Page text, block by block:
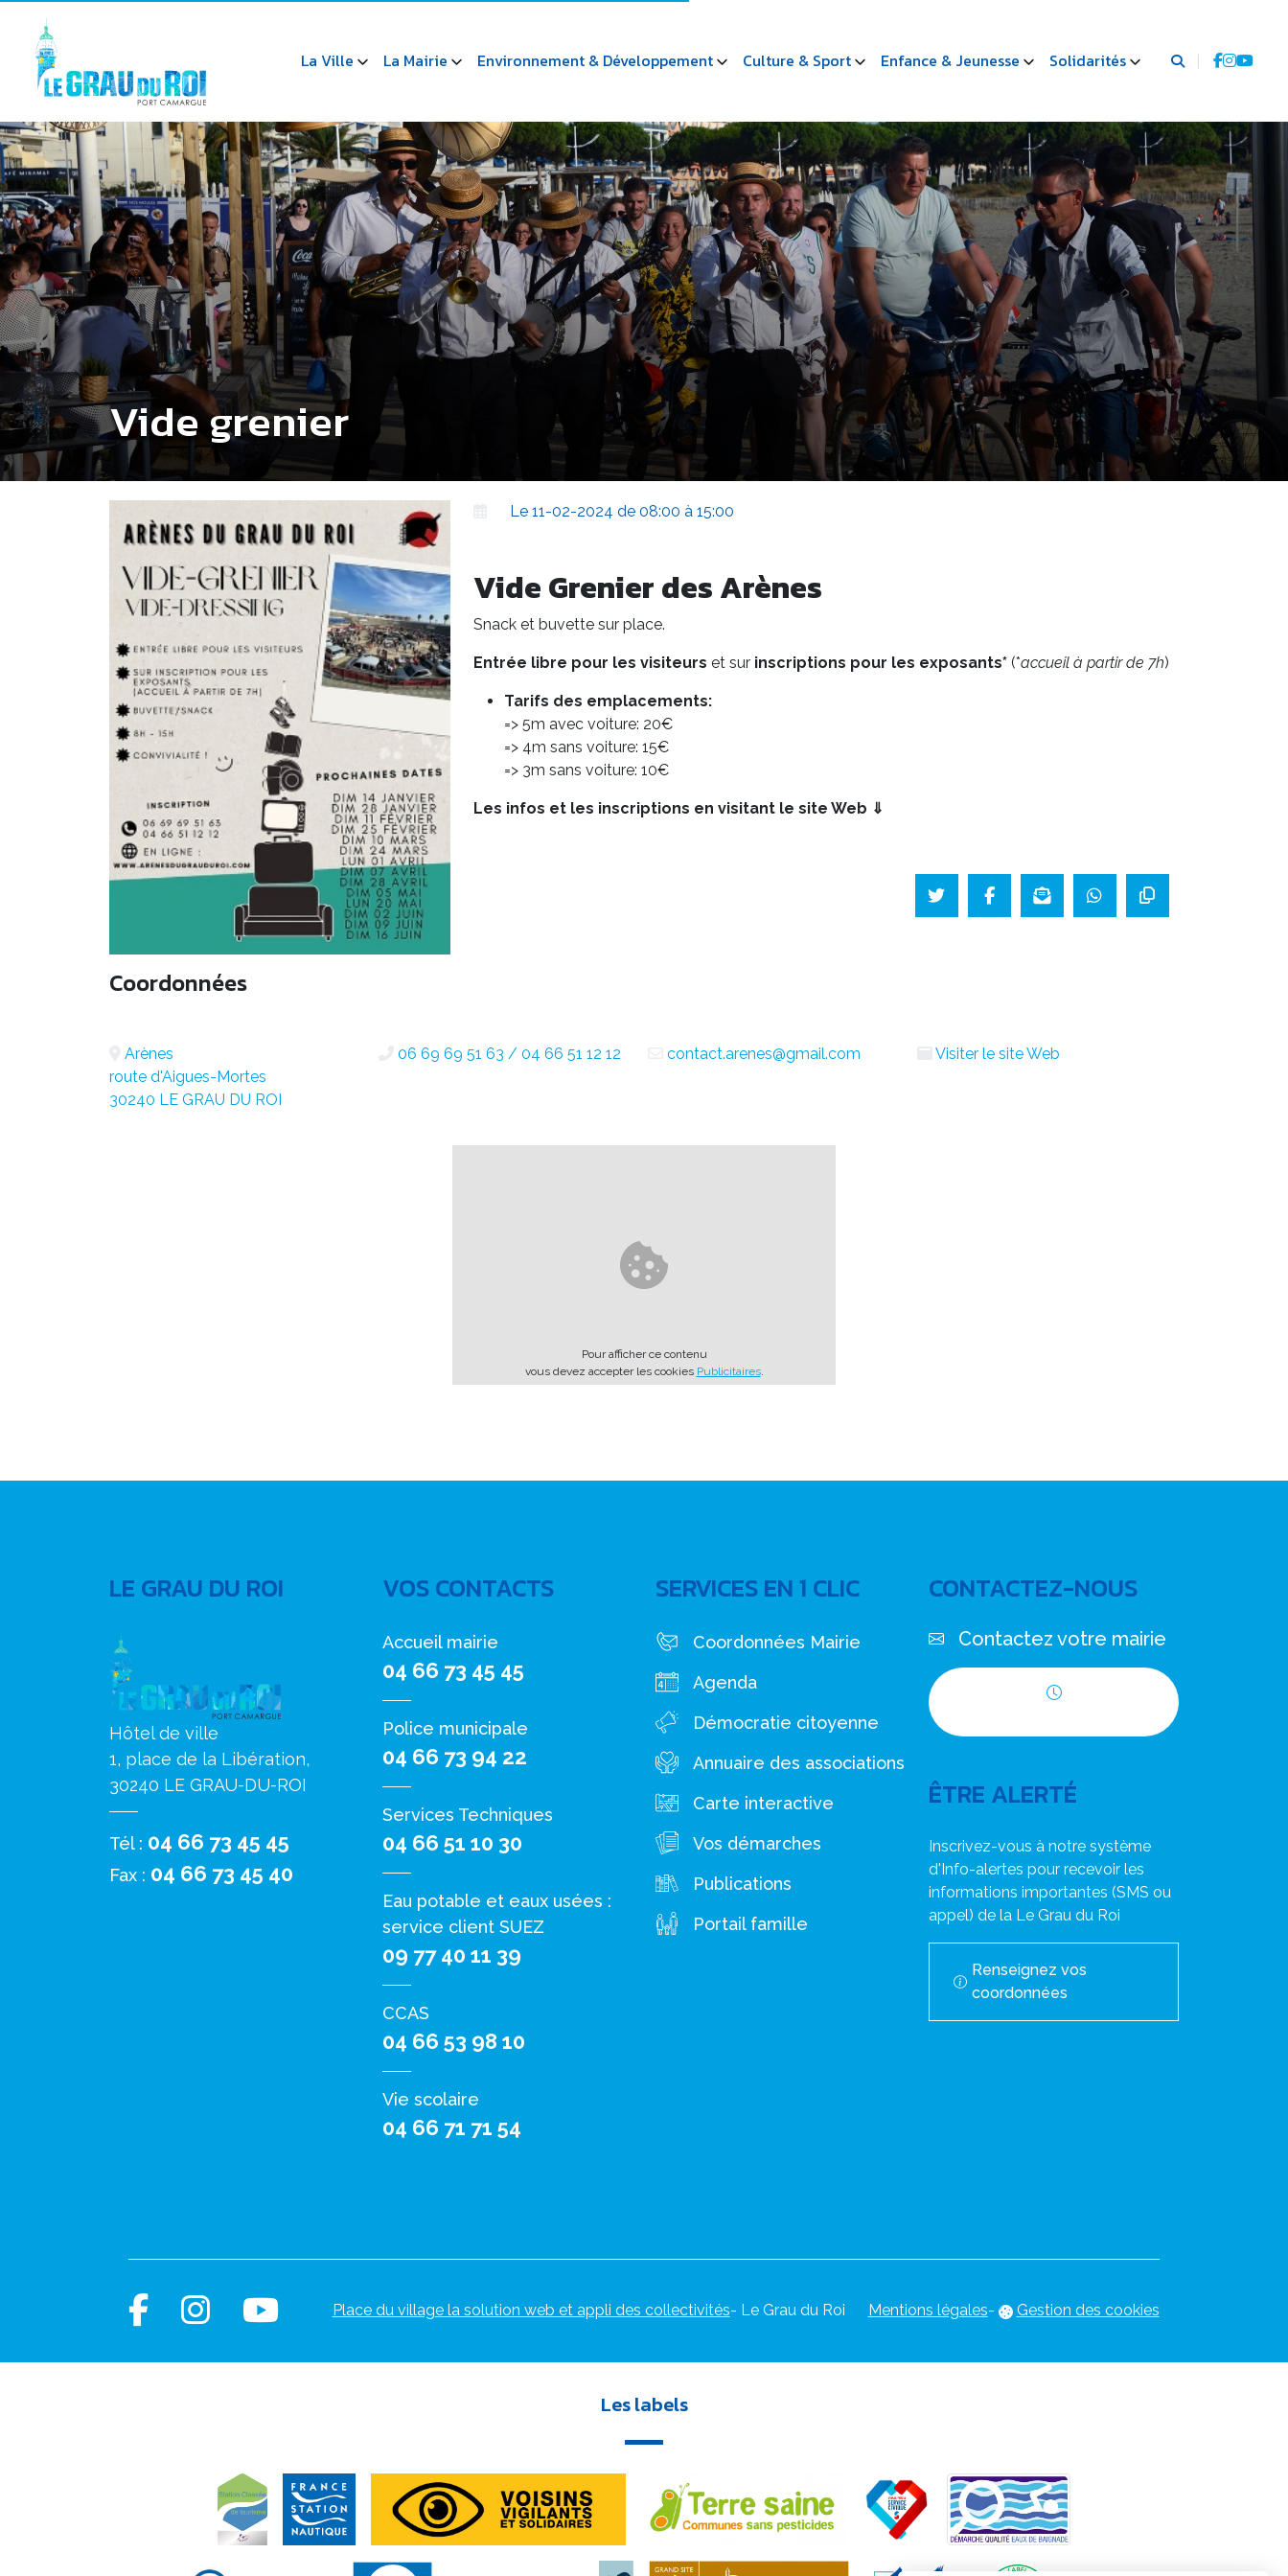
La Ville La Mairie Environnement & Développement Culture & Sport Enfance & Jeunesse Solidarités
Vide grenier
Le 11-02-2024 de 08:00 à 15:00
Vide Grenier des Arènes
Snack et buvette sur place.
Entrée libre pour les visiteurs et sur inscriptions pour les exposants* (*accueil à partir de 7h)
Tarifs des emplacements:
=> 5m avec voiture: 20€
=> 4m sans voiture: 15€
=> 3m sans voiture: 10€
Les infos et les inscriptions en visitant le site Web ⇓
Coordonnées
Arènes
route d'Aigues-Mortes
30240 LE GRAU DU ROI
06 69 69 51 63 / 04 66 51 12 12 contact.arenes@gmail.com Visiter le site Web
Pour afficher ce contenu
vous devez accepter les cookies Publicitaires.
LE GRAU DU ROI
Hôtel de ville
1, place de la Libération,
30240 LE GRAU-DU-ROI
Tél : 04 66 73 45 45
Fax : 04 66 73 45 40
VOS CONTACTS
Accueil mairie
04 66 73 45 45
Police municipale
04 66 73 94 22
Services Techniques
04 66 51 10 30
Eau potable et eaux usées :
service client SUEZ
09 77 40 11 39
CCAS
04 66 53 98 10
Vie scolaire
04 66 71 71 54
SERVICES EN 1 CLIC
Coordonnées Mairie
Agenda
Démocratie citoyenne
Annuaire des associations
Carte interactive
Vos démarches
Publications
Portail famille
CONTACTEZ-NOUS
Contactez votre mairie
ÊTRE ALERTÉ
Inscrivez-vous à notre système
d'Info-alertes pour recevoir les
informations importantes (SMS ou
appel) de la Le Grau du Roi
Renseignez vos
coordonnées
Place du village la solution web et appli des collectivités- Le Grau du Roi Mentions légales- Gestion des cookies
Les labels